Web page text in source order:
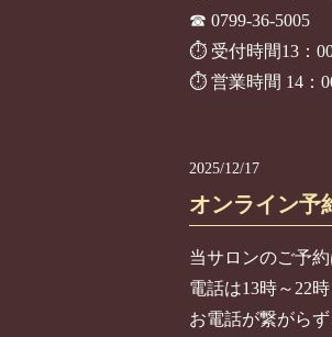
☎ 0799-36-5005
⏱ 受付時間13：
⏱ 営業時間 14：
2025/12/17
オンライン予
当サロンのご予
電話は13時～22
お電話が繋がら